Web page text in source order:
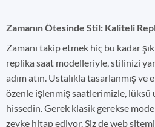
Zamanın Ötesinde Stil: Kaliteli
Zamanı takip etmek hiç bu kadar
replika saat modelleriyle, stilinizi
adım atın. Ustalıkla tasarlanmış ve
özenle işlenmiş saatlerimizle,
hissedin. Gerek klasik gerekse
zevke hitap ediyor. Siz de web